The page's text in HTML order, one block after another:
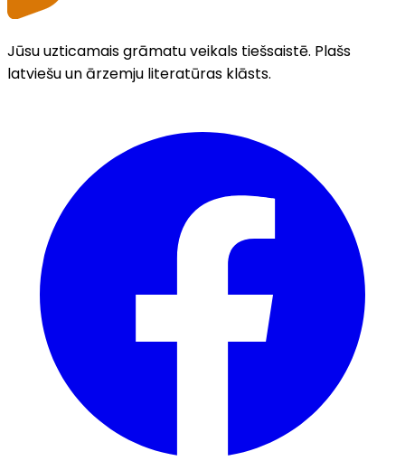
Jūsu uzticamais grāmatu veikals tiešsaistē. Plašs
latviešu un ārzemju literatūras klāsts.